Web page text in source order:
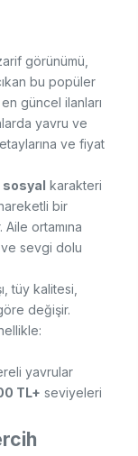
zarif görünümü,
bu popüler
güncel ilanları
yavru ve
ve fiyat
sosyal karakteri
bir
ortamına
ve sevgi dolu
tüy kalitesi,
değişir.
yavrular
TL+ seviyeleri